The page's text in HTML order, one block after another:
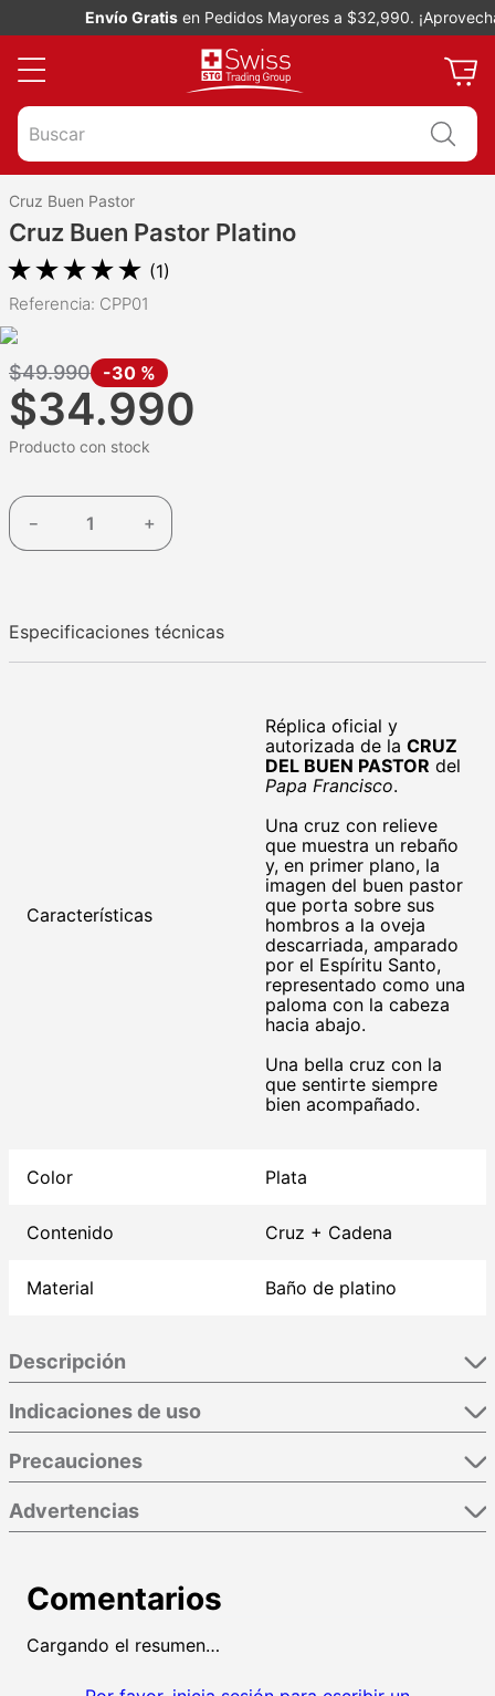
Envío Gratisen Pedidos Mayores a $32,990. ¡Aprovecha!
Buscar
Cruz Buen Pastor
Cruz Buen Pastor Platino
★★★★★ (1)
Referencia: CPP01
$49.990 -30 %
$34.990
Producto con stock
＋
－
Especificaciones técnicas
Características
Réplica oficial y
autorizada de la CRUZ
DEL BUEN PASTOR del
Papa Francisco.
Una cruz con relieve
que muestra un rebaño
y, en primer plano, la
imagen del buen pastor
que porta sobre sus
hombros a la oveja
descarriada, amparado
por el Espíritu Santo,
representado como una
paloma con la cabeza
hacia abajo.
Una bella cruz con la
que sentirte siempre
bien acompañado.
Color Plata
Contenido Cruz + Cadena
Material Baño de platino
Descripción
Indicaciones de uso
Precauciones
Advertencias
Comentarios
Cargando el resumen…